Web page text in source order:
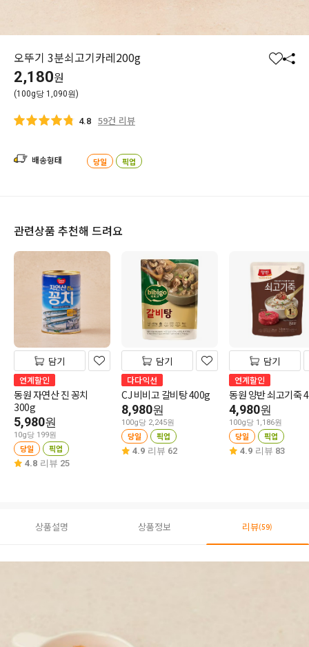
오뚜기 3분쇠고기카레200g
찜 공
2,180원
(100g당 1,090원)
4.8 59건 리뷰
배송형태 당일 픽업
관련상품 추천해 드려요
담기
연계할인
동원 자연산 진 꽁치
300g
5,980원
10g당 199원
당일 픽업
4.8 리뷰 25
담기
다다익선
CJ 비비고 갈비탕 400g
8,980원
100g당 2,245원
당일 픽업
4.9 리뷰 62
담기
연계할인
동원 양반 쇠고기죽
4,980원
100g당 1,186원
당일 픽업
4.9 리뷰 83
상품설명 상품정보 리뷰(59)